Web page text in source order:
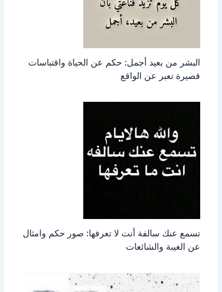
البشر من بعيد أجمل: حكم عن الحياة واقتباسات
قصيرة تعبر عن الواقع
تسمع عنك سالفة أنت لا تعرفها: صور حكم وامثال
عن الغيبة والشائعات